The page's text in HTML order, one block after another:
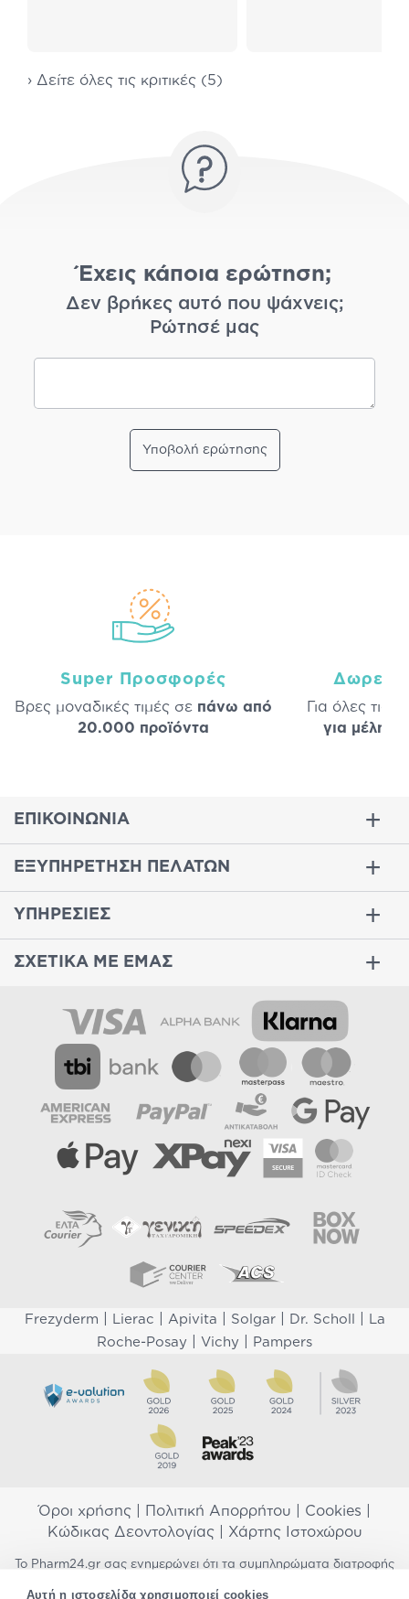
Αυτή η ιστοσελίδα χρησιμοποιεί cookies
› Δείτε όλες τις κριτικές (5)
Έχεις κάποια ερώτηση;
Δεν βρήκες αυτό που ψάχνεις;
Ρώτησέ μας
Υποβολή ερώτησης
Super Προσφορές
Βρες μοναδικές τιμές σε πάνω από
20.000 προϊόντα
Δωρεάν
Για όλες τις
για μέλη
ΕΠΙΚΟΙΝΩΝΙΑ
ΕΞΥΠΗΡΕΤΗΣΗ ΠΕΛΑΤΩΝ
ΥΠΗΡΕΣΙΕΣ
ΣΧΕΤΙΚΑ ΜΕ ΕΜΑΣ
Frezyderm Lierac Apivita Solgar| Dr. Scholl
La
Roche-Posay
Vichy Pampers
Όροι χρήσης Πολιτική Απορρήτου Cookies
Κώδικας Δεοντολογίας| Χάρτης Ιστοχώρου
Το Pharm24.gr σας ενημερώνει ότι τα συμπληρώματα διατροφής